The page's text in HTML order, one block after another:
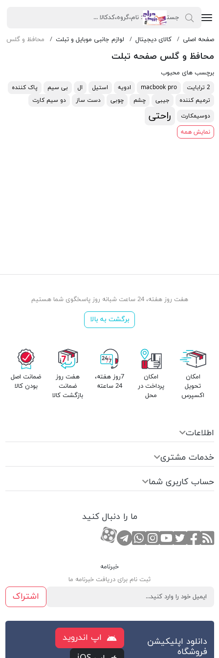
صفحه اصلی کالای دیجیتال لوازم جانبی موبایل و تبلت محافظ و گلس
محافظ و گلس صفحه تبلت
برچسب های محبوب
2 ترابایت macbook pro ادویه استیل ال بی سیم
پاک کننده
ترمیم کننده
جیبی چشم چوبی دست ساز
دو سیم کارت
دوسیمکارت
راحتی
نمایش همه
هفت روز هفته، 24 ساعت شبانه روز پاسخگوی شما هستیم
برگشت به بالا
امکان
تحویل
اکسپرس
امکان
پرداخت در
محل
7روز هفته،
24 ساعته
هفت روز
ضمانت
بازگشت کالا
ضمانت اصل
بودن کالا
اطلاعات
خدمات مشتری
حساب کاربری شما
ما را دنبال کنید
RSSصفحه فیسبوک
صفحه تویتر
کانال یوتوب
صفحه اینستاگرام
تماس با واتس اپ
کانال تلگرام
کانال آپارات
خبرنامه
ثبت نام برای دریافت خبرنامه ما
اشتراک
دانلود اپلیکیشن
فروشگاه
اپ اندروید